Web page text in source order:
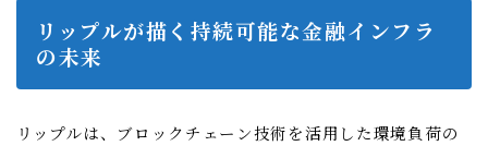
リップルが描く持続可能な金融インフラ
の未来
リップルは、ブロックチェーン技術を活用した環境負荷の